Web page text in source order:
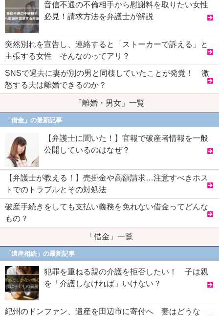
音信不通の不倫相手から慰謝料を取りたい女性
必見！請求方法を弁護士が解説
突然別れを宣告し、連絡すると「ストーカーで訴える」と
主張する女性 そんなのってアリ？
SNSで過去に妻が別の男と同棲していたことが発覚！ 激
怒する夫は離婚できるのか？
「離婚・男女」一覧
「借金」の最新記事
【弁護士に聞いた！】官報で破産者情報を一般
公開しているのはなぜ？
【弁護士が教える！】売掛金や高額請求…注意すべきホス
トでのトラブルとその対処法
破産手続きをしても支払い義務を免れない借金ってどんな
もの？
「借金」一覧
「遺産相続」の最新記事
犯罪を重ねる親の介護を拒否したい！ 子は親
を「介護しなければ」いけない？
紀州のドンファン、遺産を田辺市に寄付へ 妻はどうな